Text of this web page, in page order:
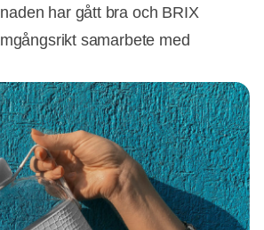
har gått bra och BRIX
samarbete med